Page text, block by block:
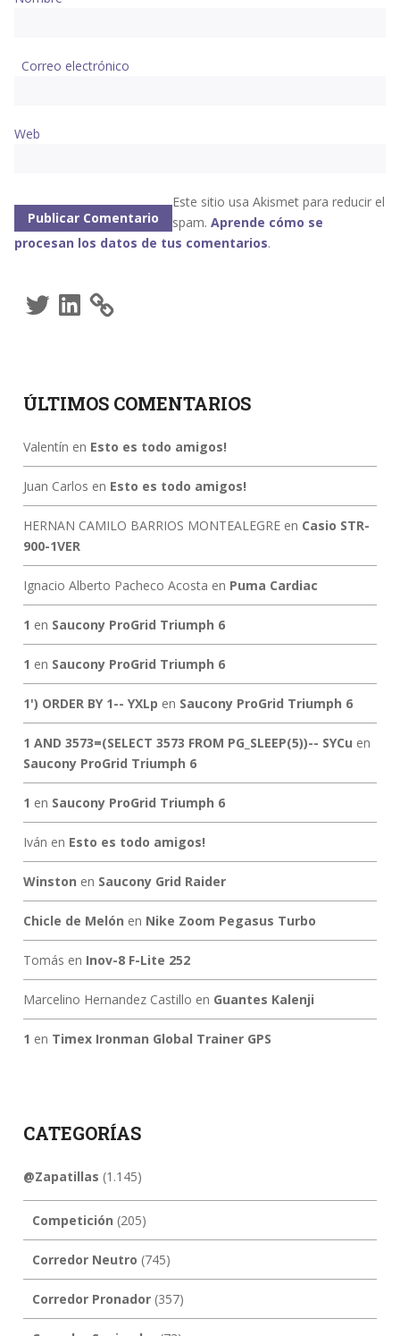
Correo electrónico
Web
Este sitio usa Akismet para reducir el
spam. Aprende cómo se
procesan los datos de tus comentarios.
TwitterLinkedIn
ÚLTIMOS COMENTARIOS
Valentín en Esto es todo amigos!
Juan Carlos en Esto es todo amigos!
HERNAN CAMILO BARRIOS MONTEALEGREen Casio STR-
900-1VER
Ignacio Alberto Pacheco Acosta en Puma Cardiac
1 en Saucony ProGrid Triumph 6
1 en Saucony ProGrid Triumph 6
1') ORDER BY 1-- YXLp en Saucony ProGrid Triumph 6
1 AND 3573=(SELECT 3573 FROM PG_SLEEP(5))-- SYCu en
Saucony ProGrid Triumph 6
1 en Saucony ProGrid Triumph 6
Iván en Esto es todo amigos!
Winston en Saucony Grid Raider
Chicle de Melón en Nike Zoom Pegasus Turbo
Tomás en Inov-8 F-Lite 252
Marcelino Hernandez Castillo en Guantes Kalenji
1 en Timex Ironman Global Trainer GPS
CATEGORÍAS
@Zapatillas (1.145)
Competición (205)
Corredor Neutro (745)
Corredor Pronador(357)